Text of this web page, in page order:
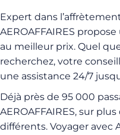
Expert dans
AEROAFFAIRES
au meilleur prix. Quel
recherchez, votre
une assistance 24/7
Déjà près de 95 000
AEROAFFAIRES, sur
différents. Voyager avec